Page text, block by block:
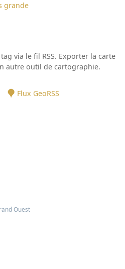
grande
via le fil RSS. Exporter la carte
autre outil de cartographie.
Flux GeoRSS
Ouest